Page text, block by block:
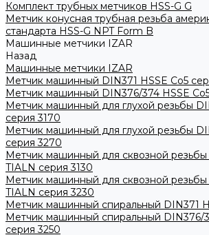
Комплект трубных метчиков HSS-G G
Метчик конусная трубная резьба
стандарта HSS-G NPT Form B
Машинные метчики IZAR
Назад
Машинные метчики IZAR
Метчик машинный DIN371 HSSE Co5
Метчик машинный DIN376/374 HSSE
Метчик машинный для глухой резьбы
серия 3170
Метчик машинный для глухой резьбы
серия 3270
Метчик машинный для сквозной резьбы
TIALN серия 3130
Метчик машинный для сквозной
TIALN серия 3230
Метчик машинный спиральный DIN371
Метчик машинный спиральный DIN376/
серия 3250